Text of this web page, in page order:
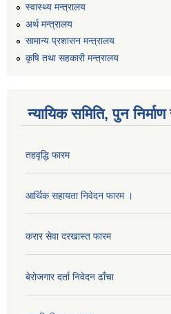
स्वास्थ्य मन्त्रालय
अर्थ मन्त्रालय
सामान्य प्रशासन मन्त्रालय
कृषि तथा सहकारी मन्त्रालय
न्यायिक समिति, पुन
तहवृद्धि फारम
आर्थिक सहायता निवेदन फारम ।
करार सेवा दरखास्त फारम
बेरोजगार दर्ता निवेदन ढाँचा